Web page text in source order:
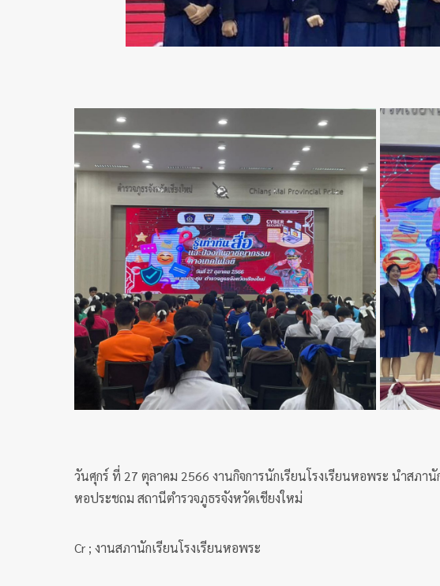
วันศุกร์ ที่ 27 ตุลาคม 2566 งานกิจการนักเรียนโรงเรียนหอพระ นำสภา
หอประชถม สถานีตำรวจภูธรจังหวัดเชียงใหม่
Cr ; งานสภานักเรียนโรงเรียนหอพระ